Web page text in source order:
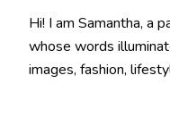
Hi! I am Samantha, a
whose words
images, fashion,